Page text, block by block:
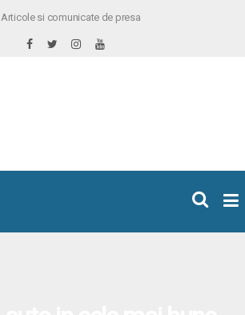
Articole si comunicate de presa